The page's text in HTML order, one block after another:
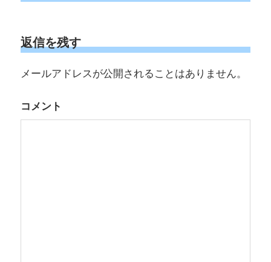
ビ
ゲ
ー
シ
返信を残す
メールアドレスが公開されることはありません。
コメント